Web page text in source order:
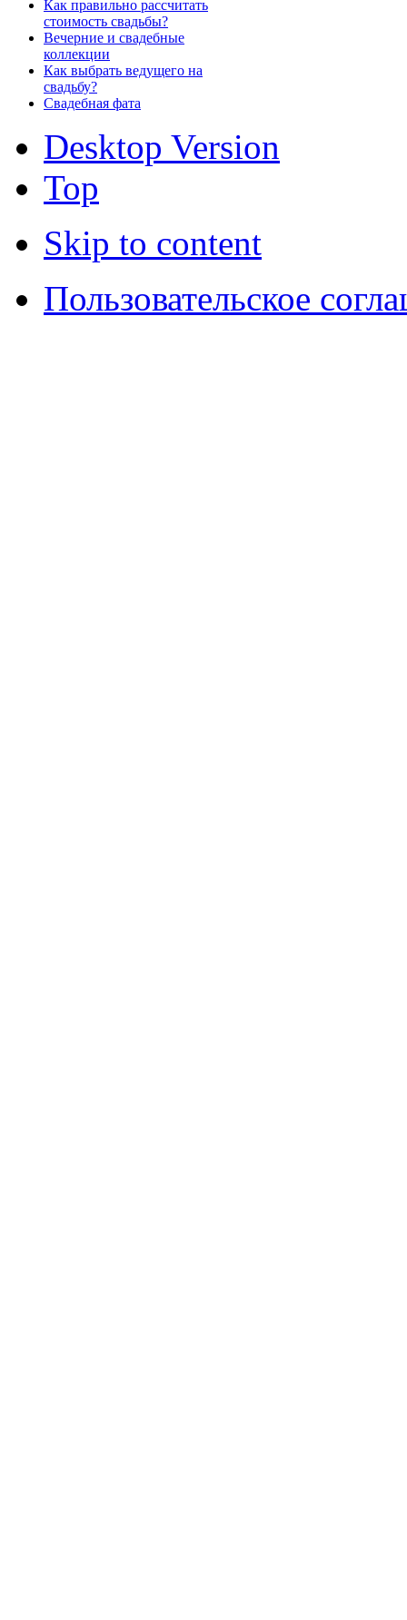
Как правильно рассчитать
стоимость свадьбы?
Вечерние и свадебные
коллекции
Как выбрать ведущего на
свадьбу?
Свадебная фата
Desktop Version
Top
Skip to content
Пользовательское